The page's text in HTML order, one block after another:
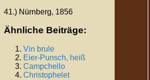
41.) Nürnberg, 1856
Ähnliche Beiträge:
Vin brule
Eier-Punsch, heiß
Campchello
Christophelet